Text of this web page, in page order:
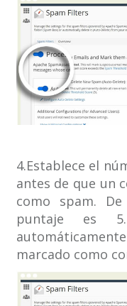
4.Establece el
antes de que un
como spam.
puntaje es
marcado como